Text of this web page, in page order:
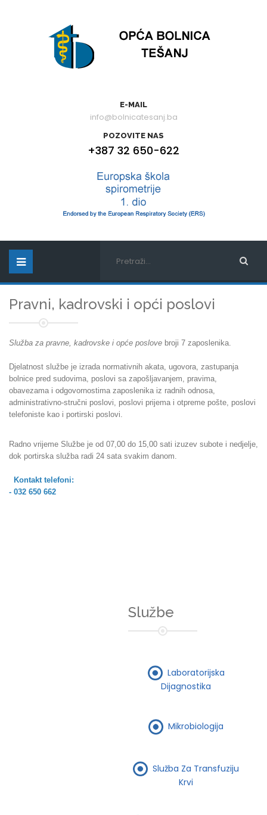
E-MAIL
info@bolnicatesanj.ba
POZOVITE NAS
+387 32 650-622
Pravni, kadrovski i opći poslovi
Služba za pravne, kadrovske i opće poslove broji 7 zaposlenika.
Djelatnost službe je izrada normativnih akata, ugovora, zastupanja
bolnice pred sudovima, poslovi sa zapošljavanjem, pravima,
obavezama i odgovornostima zaposlenika iz radnih odnosa,
administrativno-stručni poslovi, poslovi prijema i otpreme pošte, poslovi
telefoniste kao i portirski poslovi.
Radno vrijeme Službe je od 07,00 do 15,00 sati izuzev subote i nedjelje,
dok portirska služba radi 24 sata svakim danom.
Kontakt telefoni:
- 032 650 662
Službe
Laboratorijska
Dijagnostika
Mikrobiologija
Služba Za Transfuziju
Krvi